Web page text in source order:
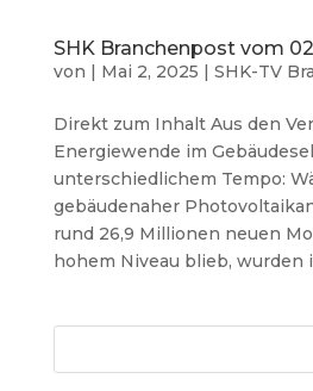
SHK Branchenpost vom
von | Mai 2, 2025 | SHK-TV
Direkt zum Inhalt Aus den
Energiewende im
unterschiedlichem Tempo:
gebäudenaher
rund 26,9 Millionen neuen
hohem Niveau blieb, wurden